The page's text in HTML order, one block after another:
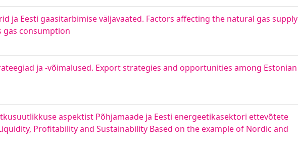
ja Eesti gaasitarbimise väljavaated. Factors affecting the natural gas supply
gas consumption
ja -võimalused. Export strategies and opportunities among Estonian
aspektist Põhjamaade ja Eesti energeetikasektori ettevõtete
Profitability and Sustainability Based on the example of Nordic and